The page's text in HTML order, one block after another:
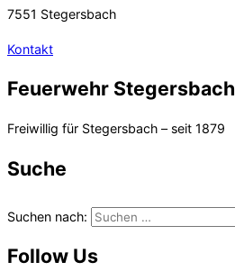
7551 Stegersbach
Kontakt
Feuerwehr Stegersbach
Freiwillig für Stegersbach – seit 1879
Suche
Suchen nach:
Follow Us